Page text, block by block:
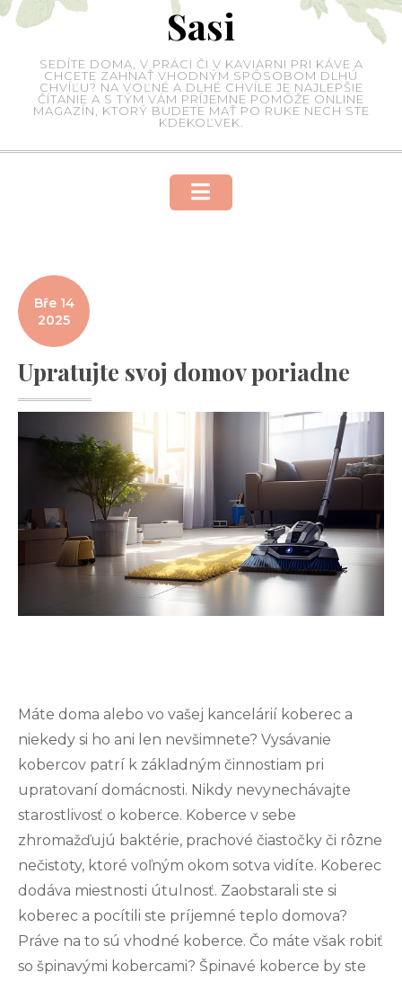
Skip
Sasi
SEDÍTE DOMA, V PRÁCI ČI V KAVIARNI PRI KÁVE A
CHCETE ZAHNAŤ VHODNÝM SPÔSOBOM DLHÚ
CHVÍĽU? NA VOĽNÉ A DLHÉ CHVÍLE JE NAJLEPŠIE
ČÍTANIE A S TÝM VÁM PRÍJEMNE POMÔŽE ONLINE
MAGAZÍN, KTORÝ BUDETE MAŤ PO RUKE NECH STE
KDEKOĽVEK.
Bře 14
2025
Upratujte svoj domov poriadne
Máte doma alebo vo vašej kancelárií koberec a
niekedy si ho ani len nevšimnete? Vysávanie
kobercov patrí k základným činnostiam pri
upratovaní domácnosti. Nikdy nevynechávajte
starostlivosť o koberce. Koberce v sebe
zhromažďujú baktérie, prachové čiastočky či rôzne
nečistoty, ktoré voľným okom sotva vidíte. Koberec
dodáva miestnosti útulnosť. Zaobstarali ste si
koberec a pocítili ste príjemné teplo domova?
Práve na to sú vhodné koberce. Čo máte však robiť
so špinavými kobercami? Špinavé koberce by ste